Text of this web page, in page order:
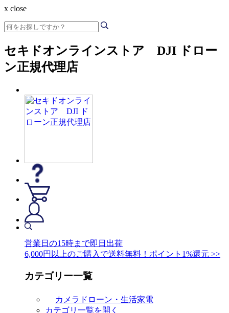
x close
セキドオンラインストア DJI ドロー
ン正規代理店
営業日の15時まで即日出荷
6,000円以上のご購入で送料無料！ポイント1%還元 >>
カテゴリー一覧
カメラドローン・生活家電
カテゴリ一覧を開く